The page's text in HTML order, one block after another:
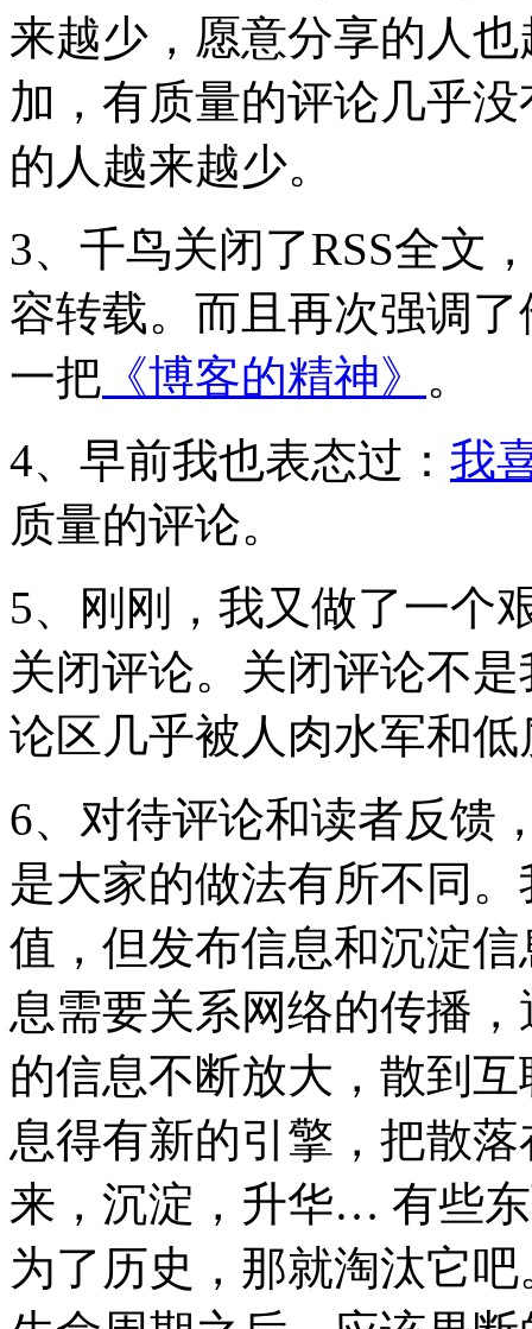
来越少，愿意分享的人
加，有质量的评论几乎
的人越来越少。
3、千鸟关闭了RSS全文
容转载。而且再次强调
一把 《博客的精神》 。
4、早前我也表态过： 我
质量的评论。
5、刚刚，我又做了一个
关闭评论。关闭评论不
论区几乎被人肉水军和
6、对待评论和读者反馈
是大家的做法有所不同
值，但发布信息和沉淀
息需要关系网络的传播
的信息不断放大，散到
息得有新的引擎，把散
来，沉淀，升华… 有些
为了历史，那就淘汰它